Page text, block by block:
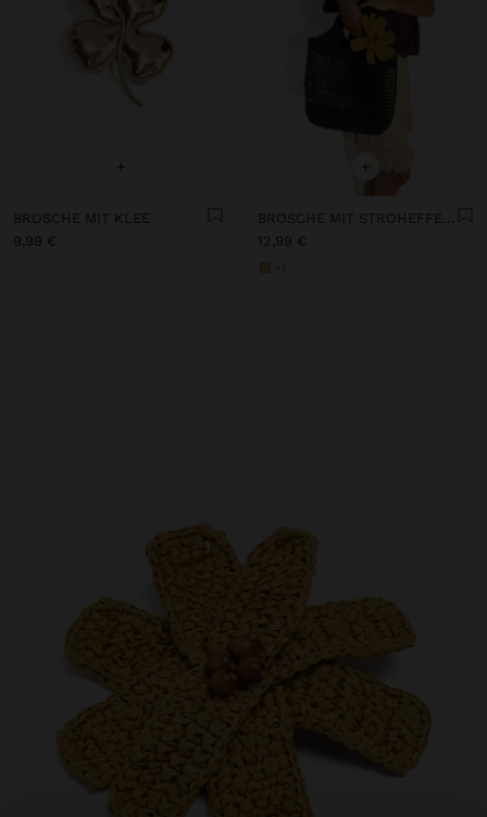
+
BROSCHE MIT KLEE
9,99 €
+
BROSCHE MIT STROHEFFEKT BLUME
12,99 €